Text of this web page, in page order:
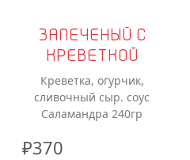
ЗАПЕЧЕНЫЙ С
КРЕВЕТКОЙ
Креветка, огурчик,
сливочный сыр. соус
Саламандра 240гр
₽370